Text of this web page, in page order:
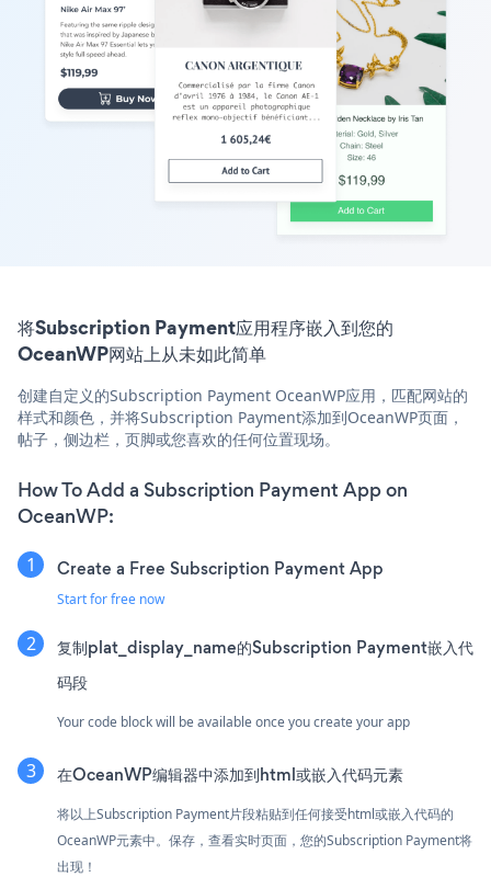
将Subscription Payment应用程序嵌入到您的
OceanWP网站上从未如此简单
创建自定义的Subscription Payment OceanWP应用，匹配网站的
样式和颜色，并将Subscription Payment添加到OceanWP页面，
帖子，侧边栏，页脚或您喜欢的任何位置现场。
How To Add a Subscription Payment App on
OceanWP:
Create a Free Subscription Payment App
Start for free now
复制plat_display_name的Subscription Payment嵌入代
码段
Your code block will be available once you create your app
在OceanWP编辑器中添加到html或嵌入代码元素
将以上Subscription Payment片段粘贴到任何接受html或嵌入代码的
OceanWP元素中。保存，查看实时页面，您的Subscription Payment将
出现！